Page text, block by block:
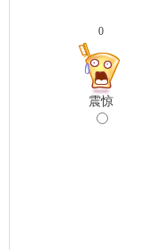
0
震惊